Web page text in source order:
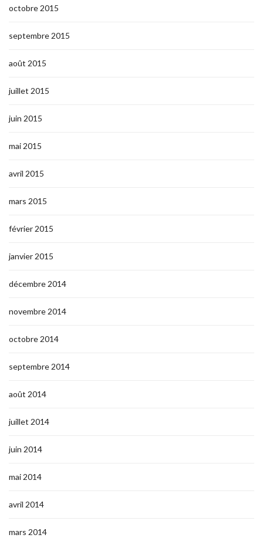
octobre 2015
septembre 2015
août 2015
juillet 2015
juin 2015
mai 2015
avril 2015
mars 2015
février 2015
janvier 2015
décembre 2014
novembre 2014
octobre 2014
septembre 2014
août 2014
juillet 2014
juin 2014
mai 2014
avril 2014
mars 2014